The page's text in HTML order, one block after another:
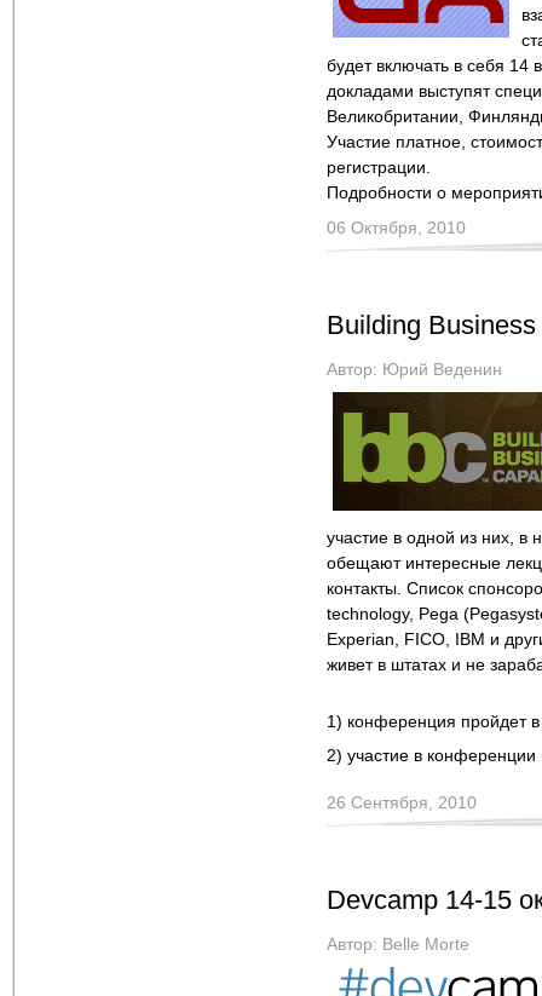
будет включать в себя 14
докладами выступят
Великобритании,
Участие платное,
регистрации.
Подробности о
06 Октября, 2010
Building
Автор: Юрий Веденин
участие в одной из них, в
обещают интересные
контакты. Список
technology, Pega
Experian, FICO, IBM и
живет в штатах и не
1) конференция пройдет
2) участие в
26 Сентября, 2010
Devcamp 14-15
Автор: Belle Morte